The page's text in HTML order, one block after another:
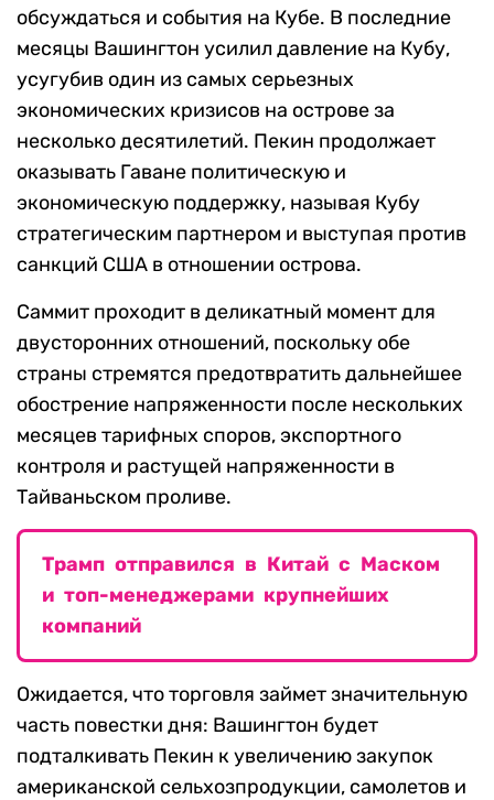
обсуждаться и события на Кубе. В последние
месяцы Вашингтон усилил давление на Кубу,
усугубив один из самых серьезных
экономических кризисов на острове за
несколько десятилетий. Пекин продолжает
оказывать Гаване политическую и
экономическую поддержку, называя Кубу
стратегическим партнером и выступая против
санкций США в отношении острова.
Саммит проходит в деликатный момент для
двусторонних отношений, поскольку обе
страны стремятся предотвратить дальнейшее
обострение напряженности после нескольких
месяцев тарифных споров, экспортного
контроля и растущей напряженности в
Тайваньском проливе.
Трамп отправился в Китай с Маском
и топ-менеджерами крупнейших
компаний
Ожидается, что торговля займет значительную
часть повестки дня: Вашингтон будет
подталкивать Пекин к увеличению закупок
американской сельхозпродукции, самолетов и